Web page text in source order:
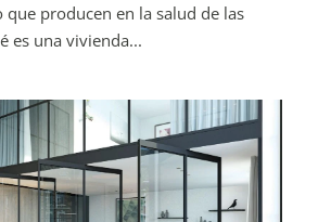
que producen en la salud de las
es una vivienda...